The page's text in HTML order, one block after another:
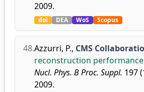
2009.
doi DEA WoS Scopus
48.Azzurri, P., CMS
reconstruction performance
Nucl. Phys. B Proc. Suppl. 197
2009.